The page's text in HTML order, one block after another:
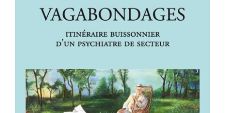
VAGABONDAGES – Itinéraire
buissonnier d’un psychiatre de
secteur